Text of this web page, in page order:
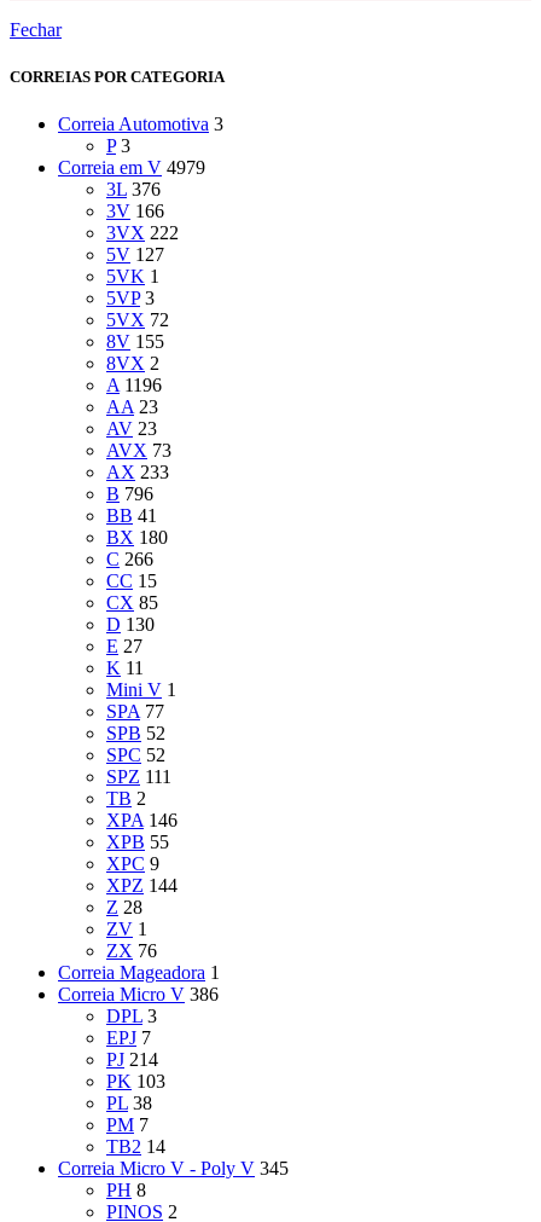
Fechar
CORREIAS POR CATEGORIA
Correia Automotiva 3
P 3
Correia em V 4979
3L 376
3V 166
3VX 222
5V 127
5VK 1
5VP 3
5VX 72
8V 155
8VX 2
A 1196
AA 23
AV 23
AVX 73
AX 233
B 796
BB 41
BX 180
C 266
CC 15
CX 85
D 130
E 27
K 11
Mini V 1
SPA 77
SPB 52
SPC 52
SPZ 111
TB 2
XPA 146
XPB 55
XPC 9
XPZ 144
Z 28
ZV 1
ZX 76
Correia Mageadora 1
Correia Micro V 386
DPL 3
EPJ 7
PJ 214
PK 103
PL 38
PM 7
TB2 14
Correia Micro V - Poly V 345
PH 8
PINOS 2